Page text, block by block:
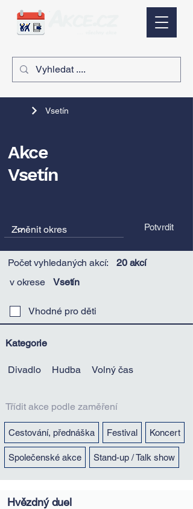
Vsetín
Akce
Vsetín
Potvrdit
Počet vyhledaných akcí:
20 akcí
v okrese
Vsetín
Vhodné pro děti
Kategorie
Divadlo Hudba Volný čas
Třídit akce podle zaměření
Cestování, přednáška Festival Koncert
Společenské akce Stand-up / Talk show
Hvězdný duel